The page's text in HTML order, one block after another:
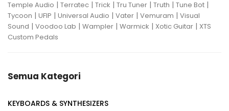
Temple Audio | Terratec | Trick | Tru Tuner | Truth | Tune Bot |
Tycoon | UFIP | Universal Audio | Vater | Vemuram | Visual
Sound | Voodoo Lab | Wampler | Warmick | Xotic Guitar | XTS
Custom Pedals
Semua Kategori
KEYBOARDS & SYNTHESIZERS